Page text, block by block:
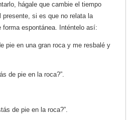
hágale que cambie el tiempo
si es que no relata la
forma espontánea. Inténtelo así:
pie en una gran roca y me resbalé y
de pie en la roca?”.
de pie en la roca?”.